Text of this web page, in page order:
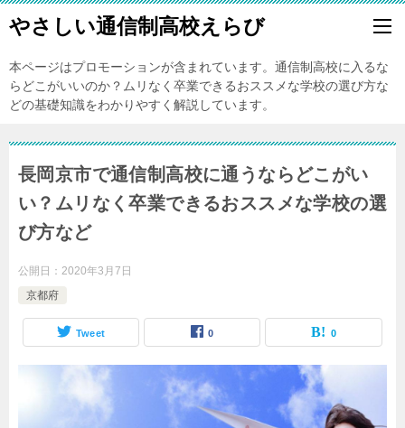
やさしい通信制高校えらび
本ページはプロモーションが含まれています。通信制高校に入るな
らどこがいいのか？ムリなく卒業できるおススメな学校の選び方な
どの基礎知識をわかりやすく解説しています。
長岡京市で通信制高校に通うならどこがい
い？ムリなく卒業できるおススメな学校の選
び方など
公開日： 2020年3月7日
京都府
Tweet 0 0